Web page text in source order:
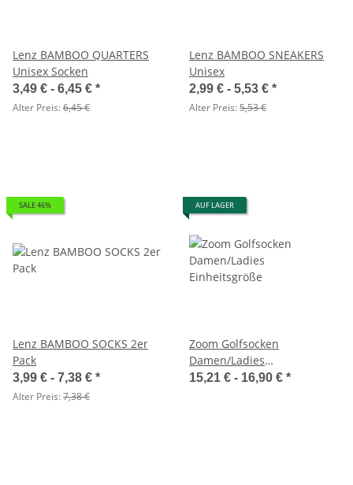
Lenz BAMBOO QUARTERS
Unisex Socken
3,49 € - 6,45 € *
Alter Preis:6,45 €
Lenz BAMBOO SNEAKERS
Unisex
2,99 € - 5,53 € *
Alter Preis:5,53 €
SALE 46%
Lenz BAMBOO SOCKS 2er
Pack
3,99 € - 7,38 € *
Alter Preis:7,38 €
AUF LAGER
Zoom Golfsocken
Damen/Ladies
Einheitsgröße
15,21 € - 16,90 € *